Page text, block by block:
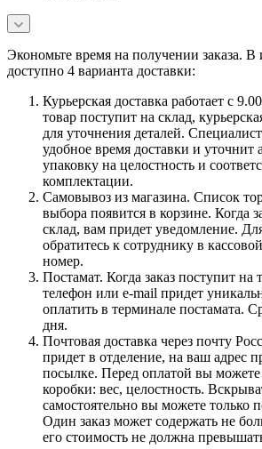
Экономьте время на получении заказа. В
доступно 4 варианта доставки:
Курьерская доставка работает с
товар поступит на склад,
для уточнения деталей.
удобное время доставки и уточнит
упаковку на целостность и
комплектации.
Самовывоз из магазина. Список
выбора появится в корзине. Когда
склад, вам придет уведомление.
обратитесь к сотруднику в
номер.
Постамат. Когда заказ поступит на
телефон или e-mail придет
оплатить в терминале постамата.
дня.
Почтовая доставка через почту
придет в отделение, на ваш адрес
посылке. Перед оплатой вы можете
коробки: вес, целостность.
самостоятельно вы можете только
Один заказ может содержать не
его стоимость не должна